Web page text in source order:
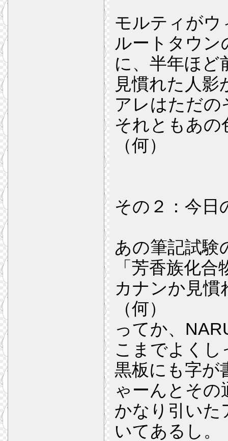
モルティがウ
ルートタウン
に、半年ほど
見慣れた人影
アレはただの
それともあの
（何）
その２：今日
あの筆記試験
「芳香族化
カナンか見慣
（何）
ってか、
こまでよく
黒板にも字が
ゃーんとその
かなり引いた
いてあるし。